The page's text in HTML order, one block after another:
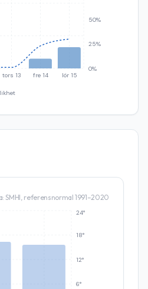
tors 13 fre 14 lör 15
0%
25%
50%
SMHI, referensnormal 1991–2020
6°
12°
18°
24°